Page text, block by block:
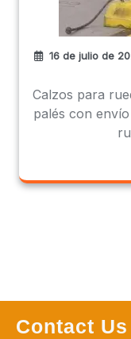
16 de julio de
Calzos para
palés con
Contact Us